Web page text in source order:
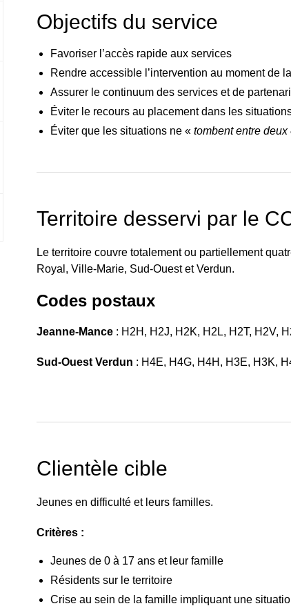
Rechercher
Objectifs du service
Favoriser l’accès rapide aux services
Rendre accessible l’intervention au moment de
Assurer le continuum des services et de
Éviter le recours au placement dans les
Éviter que les situations ne « tombent entre deux
Territoire desservi par le
Le territoire couvre totalement ou partiellement
Royal, Ville-Marie, Sud-Ouest et Verdun.
Codes postaux
Jeanne-Mance : H2H, H2J, H2K, H2L, H2T, H2V,
Sud-Ouest Verdun : H4E, H4G, H4H, H3E, H3K,
Clientèle cible
Jeunes en difficulté et leurs familles.
Critères :
Jeunes de 0 à 17 ans et leur famille
Résidents sur le territoire
Crise au sein de la famille impliquant une